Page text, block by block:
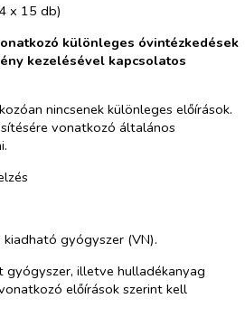
x 15 db)
különleges óvintézkedések
kezelésével kapcsolatos
nincsenek különleges előírások.
vonatkozó általános
gyógyszer (VN).
gyógyszer, illetve hulladékanyag
előírások szerint kell